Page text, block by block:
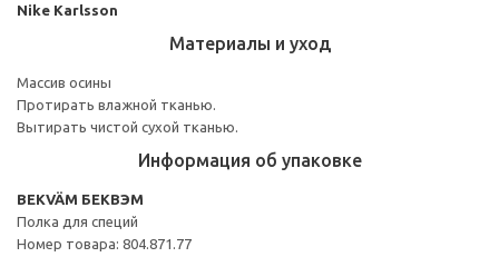
Nike Karlsson
Материалы и уход
Массив осины
Протирать влажной тканью.
Вытирать чистой сухой тканью.
Информация об упаковке
BEKVÄM БЕКВЭМ
Полка для специй
Номер товара: 804.871.77